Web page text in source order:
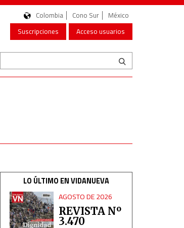
Colombia Cono Sur
México
Suscripciones
Acceso usuarios
LO ÚLTIMO EN VIDANUEVA
AGOSTO DE 2026
REVISTA Nº
3.470